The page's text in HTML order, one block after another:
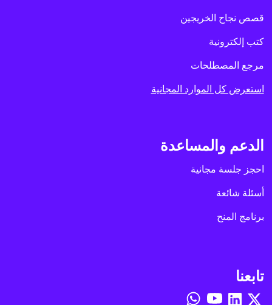
قصص نجاح الخريجين
كتب إلكترونية
مرجع المصطلحات
استعرض كل الموارد المجانية
الدعم والمساعدة
احجز جلسة مجانية
أسئلة شائعة
برنامج المنح
تابعنا